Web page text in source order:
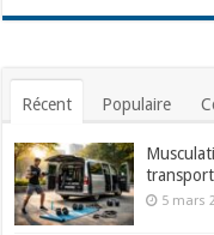
Récent Populaire
5 mars